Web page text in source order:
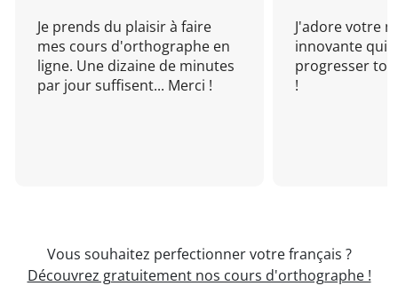
Je prends du plaisir à faire
mes cours d'orthographe en
ligne. Une dizaine de minutes
par jour suffisent... Merci !
J'adore votre
innovante qui
progresser
!
Vous souhaitez perfectionner votre français ?
Découvrez gratuitement nos cours d'orthographe !